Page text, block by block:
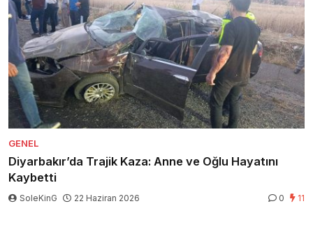
GENEL
Diyarbakır’da Trajik Kaza: Anne ve Oğlu Hayatını
Kaybetti
SoleKinG 22 Haziran 2026 0 11